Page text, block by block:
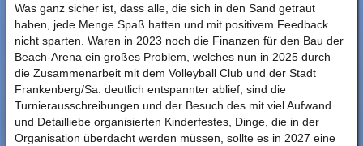
Was ganz sicher ist, dass alle, die sich in den Sand getraut
haben, jede Menge Spaß hatten und mit positivem Feedback
nicht sparten. Waren in 2023 noch die Finanzen für den Bau der
Beach-Arena ein großes Problem, welches nun in 2025 durch
die Zusammenarbeit mit dem Volleyball Club und der Stadt
Frankenberg/Sa. deutlich entspannter ablief, sind die
Turnierausschreibungen und der Besuch des mit viel Aufwand
und Detailliebe organisierten Kinderfestes, Dinge, die in der
Organisation überdacht werden müssen, sollte es in 2027 eine